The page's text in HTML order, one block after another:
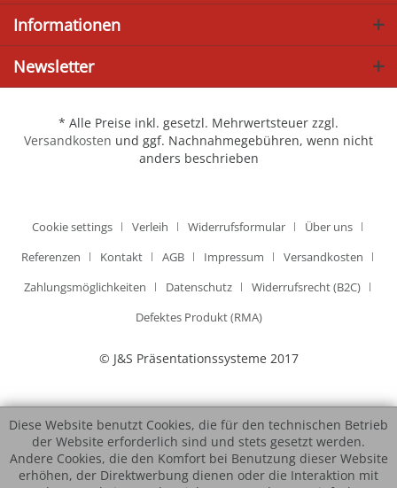
Informationen
Newsletter
* Alle Preise inkl. gesetzl. Mehrwertsteuer zzgl.
Versandkosten und ggf. Nachnahmegebühren, wenn nicht
anders beschrieben
Cookie settings Verleih Widerrufsformular
Über uns
Referenzen
Kontakt AGB Impressum
Versandkosten
Zahlungsmöglichkeiten
Datenschutz
Widerrufsrecht (B2C)
Defektes Produkt (RMA)
© J&S Präsentationssysteme 2017
Diese Website benutzt Cookies, die für den technischen Betrieb
der Website erforderlich sind und stets gesetzt werden.
Andere Cookies, die den Komfort bei Benutzung dieser Website
erhöhen, der Direktwerbung dienen oder die Interaktion mit